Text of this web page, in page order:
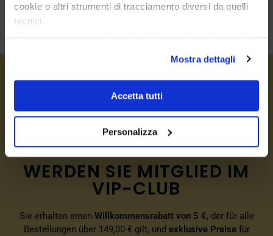
cookie o altri strumenti di tracciamento diversi da quelli
tecnici.
Se vuoi saperne di più consulta laprivacy policye la
Mostra dettagli
Accetta tutti
Personalizza
WERDEN SIE MITGLIED IM
VIP-CLUB
Sie erhalten einen Willkommensrabatt von 5 €, der für alle
Bestellungen über 149,00 € gilt, und exklusive Preisefür